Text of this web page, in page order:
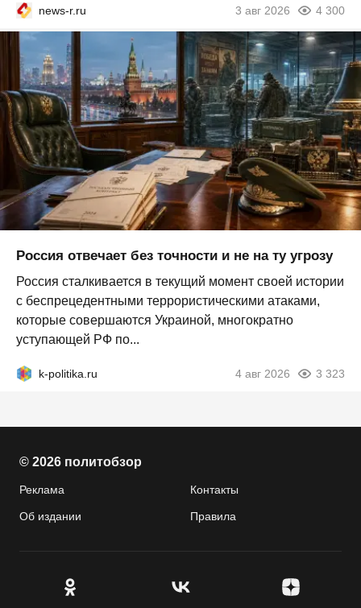
news-r.ru 3 авг 2026 4 300
Россия отвечает без точности и не на ту угрозу
Россия сталкивается в текущий момент своей истории
с беспрецедентными террористическими атаками,
которые совершаются Украиной, многократно
уступающей РФ по...
k-politika.ru 4 авг 2026 3 323
© 2026 политобзор
Реклама Контакты
Об издании Правила